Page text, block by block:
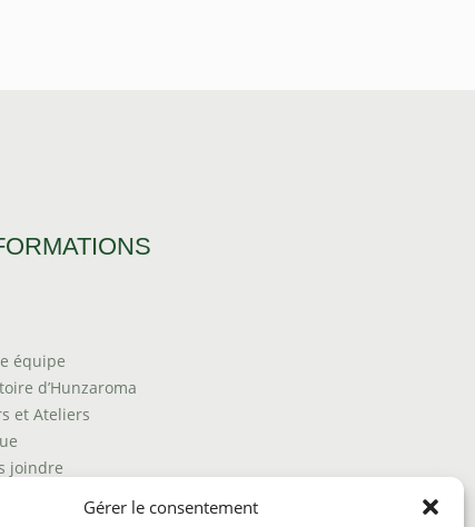
Gérer le consentement
équipe
d’Hunzaroma
et Ateliers
joindre
de frais d'envoi